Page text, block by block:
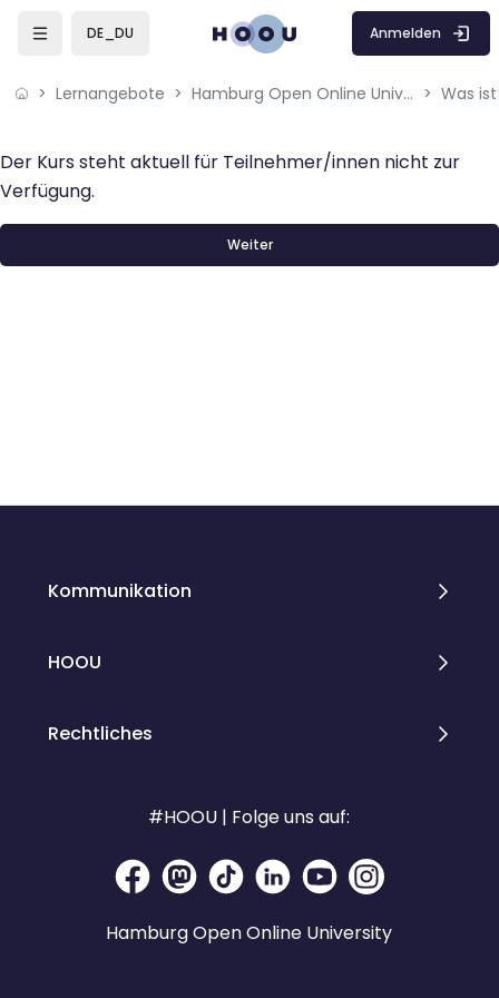
DE_DU Anmelden
Lernangebote Hamburg Open Online University Was
Der Kurs steht aktuell für Teilnehmer/innen nicht zur
Verfügung.
Weiter
Kommunikation
HOOU
Rechtliches
#HOOU | Folge uns auf:
Hamburg Open Online University